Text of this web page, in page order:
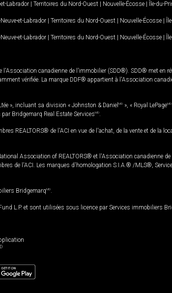
Labrador | Territoires du Nord-Ouest | Nouvelle-Écosse | Île-du-
Neuve-et-Labrador | Territoires du Nord-Ouest | Nouvelle-Écosse |
Neuve-et-Labrador | Territoires du Nord-Ouest | Nouvelle-Écosse |
canadienne de l’immobilier (SDD®). SDD® met en
vérifiée. La marque DDF® appartient à l'Association
», incluant sa division « Johnston & Daniel MD », « Royal LePageMD
Bridgemarq Real Estate ServicesMD
REALTORS® de l'ACI en vue de l'achat, de la vente et de la
Association of REALTORS® et l'Association canadienne
de l'ACI. Les marques d'homologation S.I.A.® /MLS®,
BridgemarqMD
L.P. et sont utilisées sous licence par Services immobiliers